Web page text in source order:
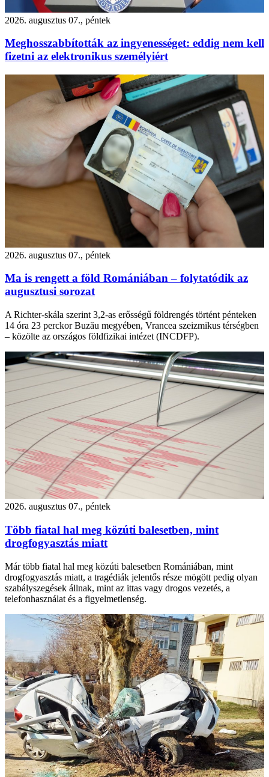
2026. augusztus 07., péntek
Meghosszabbították az ingyenességet: eddig nem kell
fizetni az elektronikus személyiért
2026. augusztus 07., péntek
Ma is rengett a föld Romániában – folytatódik az
augusztusi sorozat
A Richter-skála szerint 3,2-as erősségű földrengés történt pénteken
14 óra 23 perckor Buzău megyében, Vrancea szeizmikus térségben
– közölte az országos földfizikai intézet (INCDFP).
2026. augusztus 07., péntek
Több fiatal hal meg közúti balesetben, mint
drogfogyasztás miatt
Már több fiatal hal meg közúti balesetben Romániában, mint
drogfogyasztás miatt, a tragédiák jelentős része mögött pedig olyan
szabályszegések állnak, mint az ittas vagy drogos vezetés, a
telefonhasználat és a figyelmetlenség.